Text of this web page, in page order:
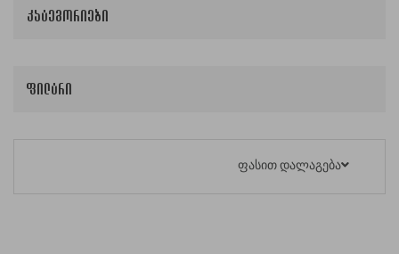
კატეგორიები
ფილტრი
ფასით დალაგება